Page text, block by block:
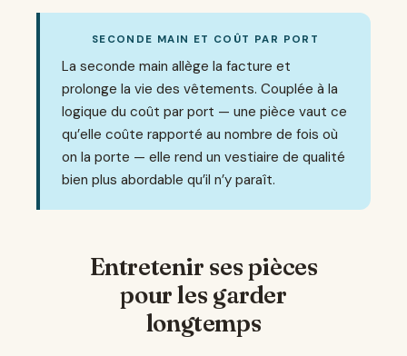
SECONDE MAIN ET COÛT PAR PORT
La seconde main allège la facture et
prolonge la vie des vêtements. Couplée à la
logique du coût par port — une pièce vaut ce
qu’elle coûte rapporté au nombre de fois où
on la porte — elle rend un vestiaire de qualité
bien plus abordable qu’il n’y paraît.
Entretenir ses pièces
pour les garder
longtemps